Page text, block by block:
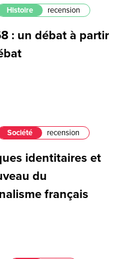
Histoire recension
: un débat à partir
Société recension
identitaires et
du
français